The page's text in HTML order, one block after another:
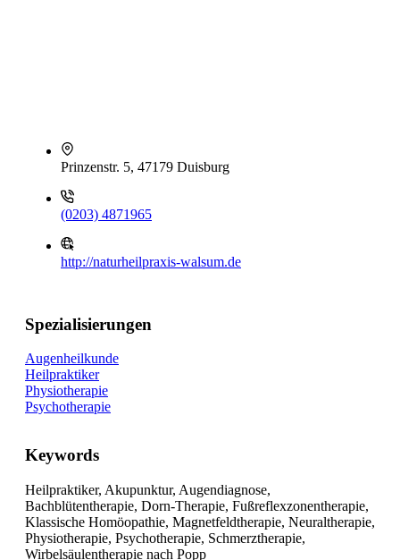
Prinzenstr. 5, 47179 Duisburg
(0203) 4871965
http://naturheilpraxis-walsum.de
Spezialisierungen
Augenheilkunde
Heilpraktiker
Physiotherapie
Psychotherapie
Keywords
Heilpraktiker, Akupunktur, Augendiagnose,
Bachblütentherapie, Dorn-Therapie, Fußreflexzonentherapie,
Klassische Homöopathie, Magnetfeldtherapie, Neuraltherapie,
Physiotherapie, Psychotherapie, Schmerztherapie,
Wirbelsäulentherapie nach Popp